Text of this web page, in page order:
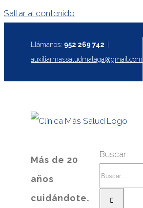
Saltar al contenido
Llámanos: 952 269 742
auxiliarmassaludmalaga@gmail.com
Más de 20
años
cuidándote.
Buscar: